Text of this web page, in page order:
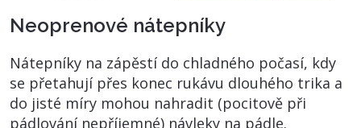
Neoprenové nátepníky
Nátepníky na zápěstí do chladného počasí, kdy
se přetahují přes konec rukávu dlouhého trika a
do jisté míry mohou nahradit (pocitově při
pádlování nepříjemné) návleky na pádle.